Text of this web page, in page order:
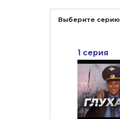
Выберите серию
1 серия